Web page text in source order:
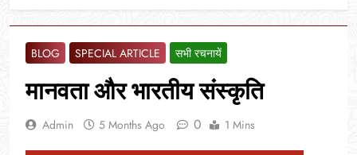
BLOG SPECIAL ARTICLE सभी रचनायें
मानवता और भारतीय संस्कृति
Admin 5 Months Ago 0 1 Mins